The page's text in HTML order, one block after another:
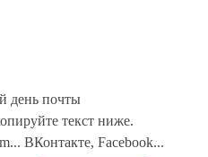
день почты
текст ниже.
ВКонтакте, Facebook...